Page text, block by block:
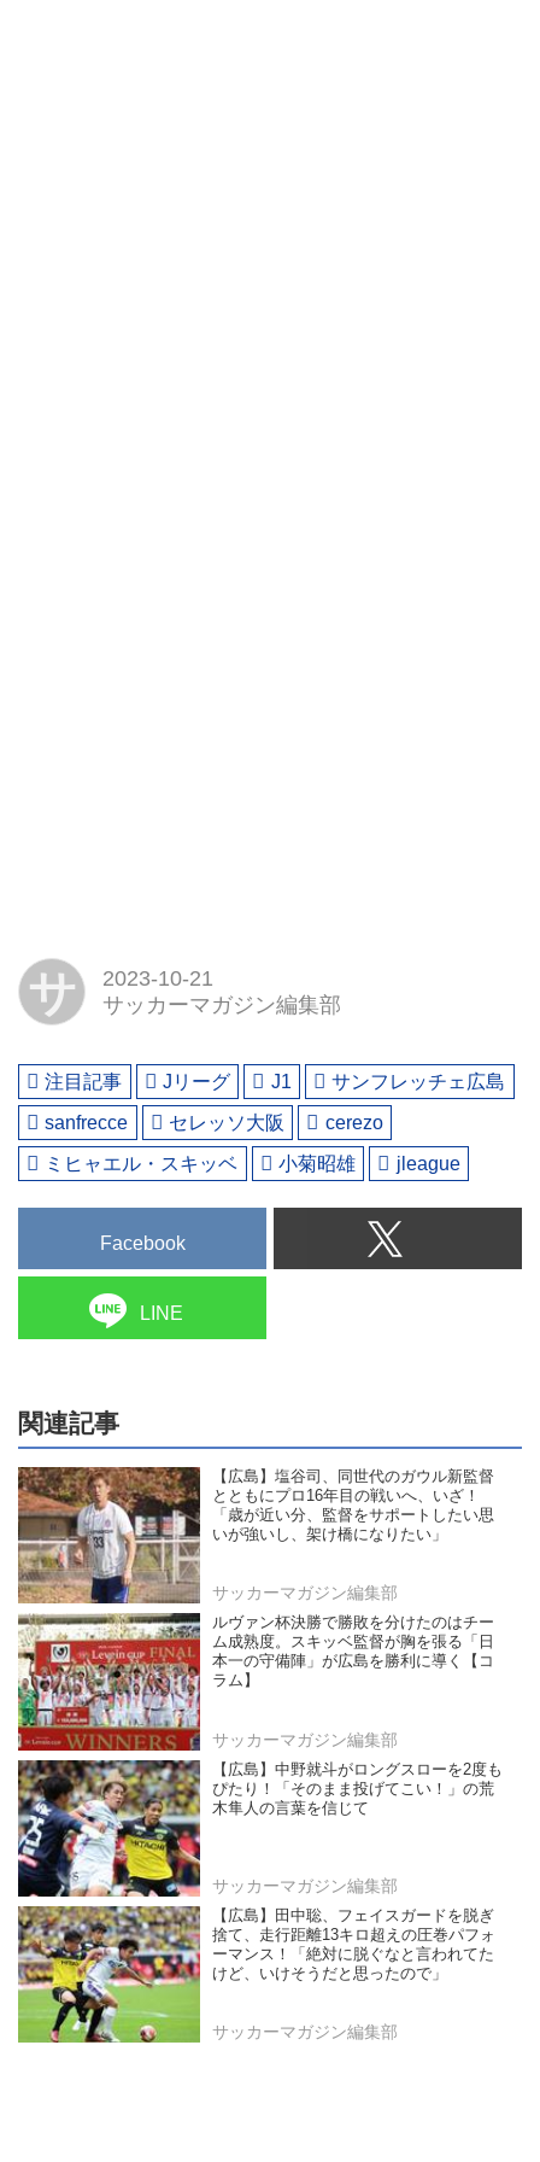
サ
2023-10-21
サッカーマガジン編集部
注目記事 Jリーグ J1
サンフレッチェ広島
sanfrecce
セレッソ大阪
cerezo
ミヒャエル・スキッベ
小菊昭雄 jleague
Facebook
LINE
関連記事
【広島】塩谷司、同世代のガウル新監督
とともにプロ16年目の戦いへ、いざ！
「歳が近い分、監督をサポートしたい思
いが強いし、架け橋になりたい」
サッカーマガジン編集部
ルヴァン杯決勝で勝敗を分けたのはチー
ム成熟度。スキッベ監督が胸を張る「日
本一の守備陣」が広島を勝利に導く【コ
ラム】
サッカーマガジン編集部
【広島】中野就斗がロングスローを2度も
ぴたり！「そのまま投げてこい！」の荒
木隼人の言葉を信じて
サッカーマガジン編集部
【広島】田中聡、フェイスガードを脱ぎ
捨て、走行距離13キロ超えの圧巻パフォ
ーマンス！「絶対に脱ぐなと言われてた
けど、いけそうだと思ったので」
サッカーマガジン編集部